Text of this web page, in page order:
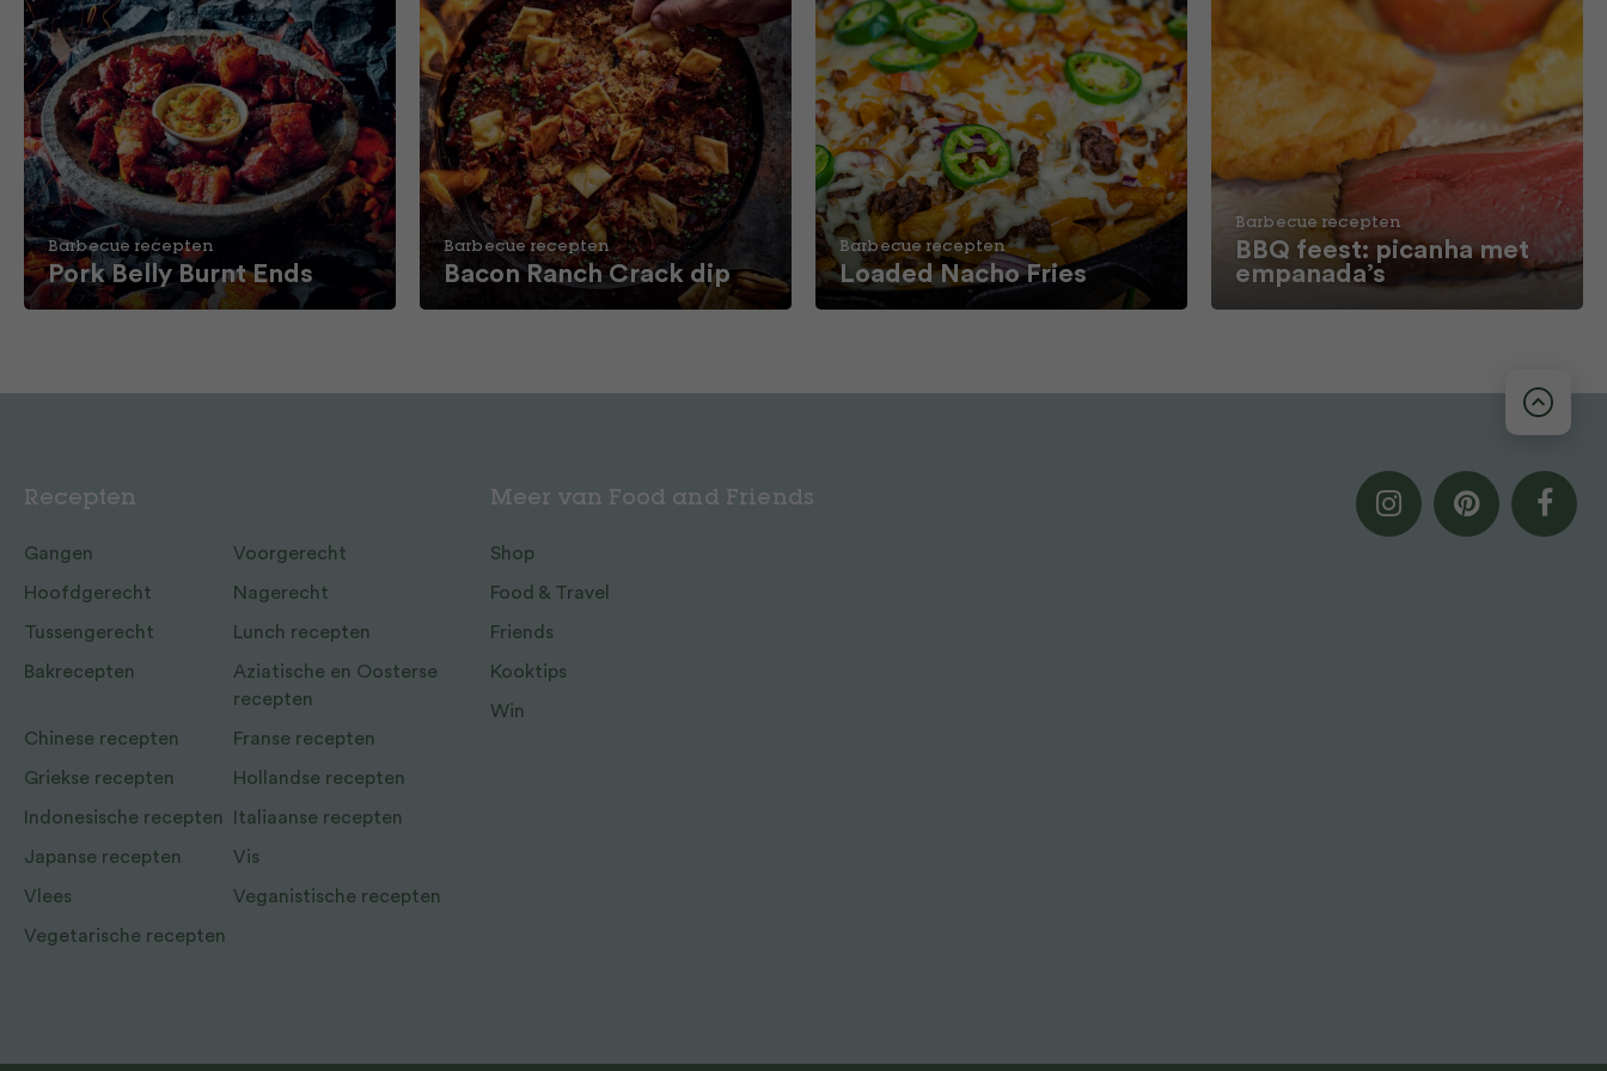
Barbecue recepten
Pork Belly Burnt Ends
Barbecue recepten
Bacon Ranch Crack dip
Barbecue recepten
Loaded Nacho Fries
Barbecue recepten
BBQ feest: picanha met
empanada’s
Recepten
Gangen Voorgerecht
Hoofdgerecht Nagerecht
Tussengerecht Lunch recepten
Bakrecepten
Aziatische en Oosterse
recepten
Chinese recepten Franse recepten
Griekse recepten Hollandse recepten
Indonesische recepten Italiaanse recepten
Japanse recepten Vis
Vlees Veganistische recepten
Vegetarische recepten
Meer van Food and Friends
Shop
Food & Travel
Friends
Kooktips
Win